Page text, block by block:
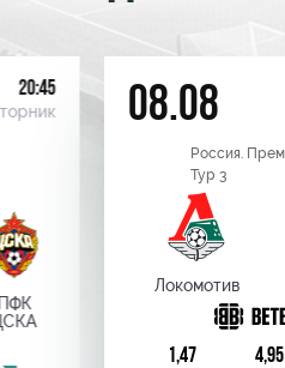
20:45 08.08
Россия.
Тур 3
Локомотив
1,47 4,95